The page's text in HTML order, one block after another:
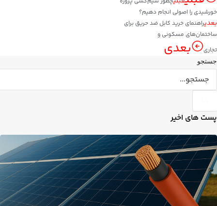
خورشیدی را اصولی انجام دهیم؟
بعدیراهنمای خرید کابل ضد حریق برای
ساختمان‌های مسکونی و
تجاری
بعدی
جستجو
پست های اخیر